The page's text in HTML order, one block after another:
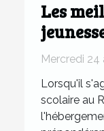
Les
Mercredi 24
Lorsqu'il
scolaire au